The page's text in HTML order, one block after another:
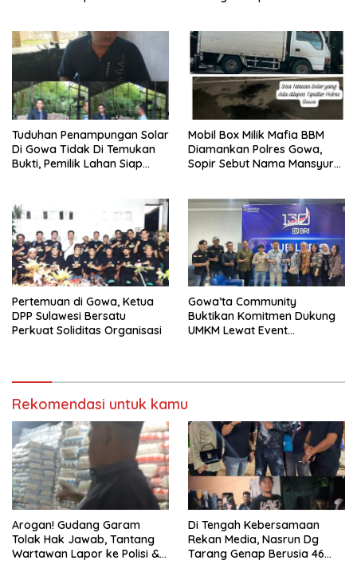
Tuduhan Penampungan Solar
Di Gowa Tidak Di Temukan
Bukti, Pemilik Lahan Siap
Mobil Box Milik Mafia BBM
Diamankan Polres Gowa,
Sopir Sebut Nama Mansyur
Pertemuan di Gowa, Ketua
DPP Sulawesi Bersatu
Perkuat Soliditas Organisasi
Gowa’ta Community
Buktikan Komitmen Dukung
UMKM Lewat Event
Rekomendasi untuk kamu
Arogan! Gudang Garam
Tolak Hak Jawab, Tantang
Wartawan Lapor ke Polisi &
Di Tengah Kebersamaan
Rekan Media, Nasrun Dg
Tarang Genap Berusia 46